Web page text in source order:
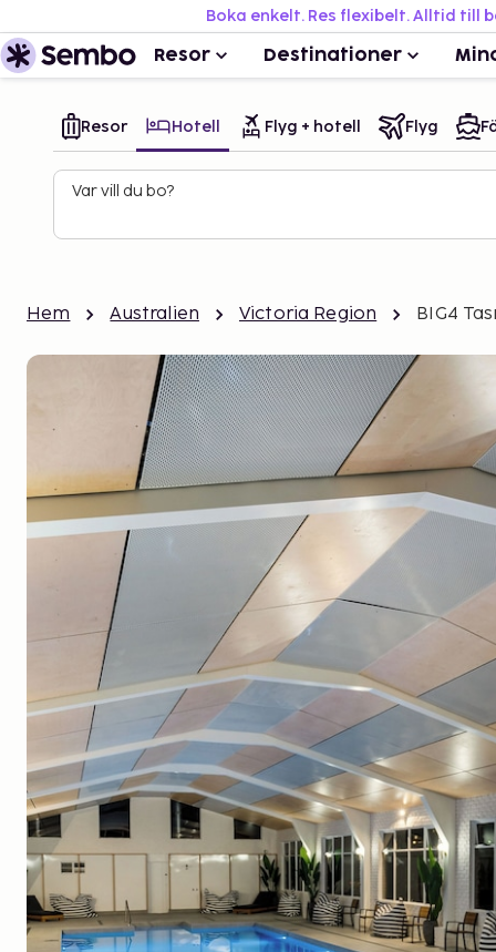
Boka enkelt. Res flexibelt. Alltid till
Resor Destinationer
Resor Hotell Flyg + hotell Flyg
Var vill du bo?
Hem Australien Victoria Region BIG4